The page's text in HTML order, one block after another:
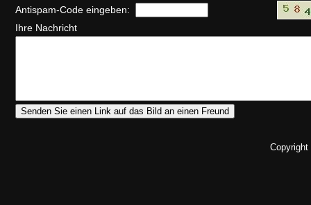
Antispam-Code eingeben:
Ihre Nachricht